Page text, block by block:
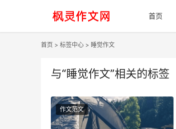
首页
首页 > 标签中心 > 睡觉作文
与“睡觉作文”相关的标签
作文范文